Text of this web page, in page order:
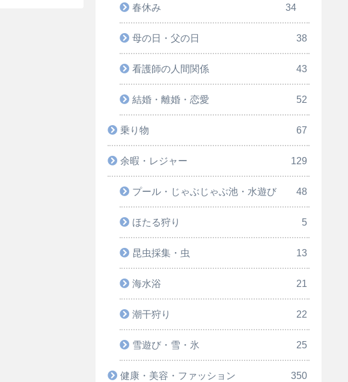
春休み
34
母の日・父の日 38
看護師の人間関係 43
結婚・離婚・恋愛 52
乗り物 67
余暇・レジャー 129
プール・じゃぶじゃぶ池・水遊び 48
ほたる狩り 5
昆虫採集・虫 13
海水浴 21
潮干狩り 22
雪遊び・雪・氷 25
健康・美容・ファッション 350